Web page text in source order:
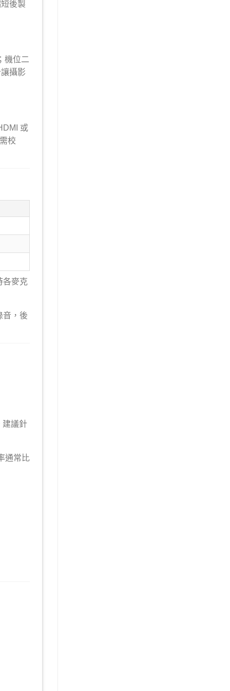
後製
機位二
攝影
或
校
各麥克
音，後
建議針
通常比